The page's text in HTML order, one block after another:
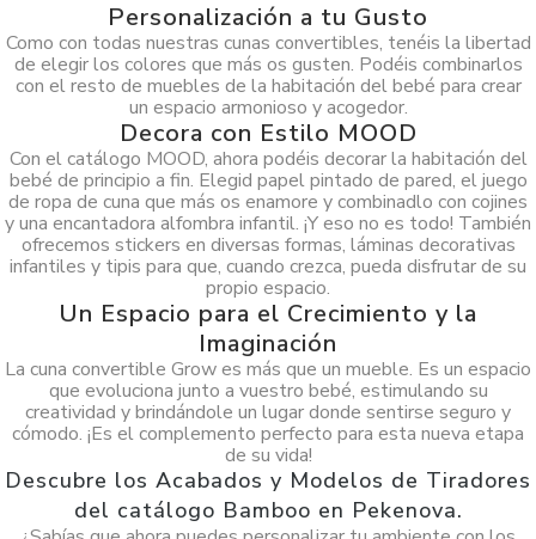
Personalización a tu Gusto
Como con todas nuestras cunas convertibles, tenéis la libertad
de elegir los colores que más os gusten. Podéis combinarlos
con el resto de muebles de la habitación del bebé para crear
un espacio armonioso y acogedor.
Decora con Estilo MOOD
Con el catálogo MOOD, ahora podéis decorar la habitación del
bebé de principio a fin. Elegid papel pintado de pared, el juego
de ropa de cuna que más os enamore y combinadlo con cojines
y una encantadora alfombra infantil. ¡Y eso no es todo! También
ofrecemos stickers en diversas formas, láminas decorativas
infantiles y tipis para que, cuando crezca, pueda disfrutar de su
propio espacio.
Un Espacio para el Crecimiento y la
Imaginación
La cuna convertible Grow es más que un mueble. Es un espacio
que evoluciona junto a vuestro bebé, estimulando su
creatividad y brindándole un lugar donde sentirse seguro y
cómodo. ¡Es el complemento perfecto para esta nueva etapa
de su vida!
Descubre los Acabados y Modelos de Tiradores
del catálogo Bamboo en Pekenova.